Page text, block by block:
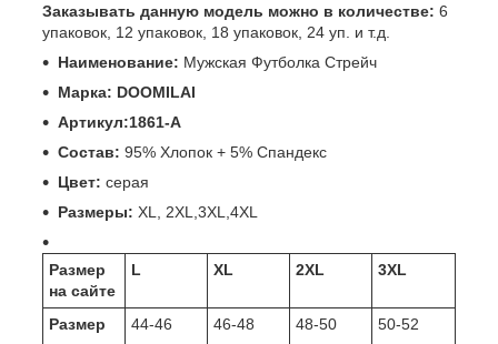
Заказывать данную модель можно в количестве: 6
упаковок, 12 упаковок, 18 упаковок, 24 уп. и т.д.
Наименование: Мужская Футболка Стрейч
Маркa: DOOMILAI
Артикул:1861-A
Состав: 95% Хлопок + 5% Спандекс
Цвет: серая
Размеры: XL, 2XL,3XL,4XL
Размер
на сайте
L XL 2XL 3XL
Pазмер 44-46 46-48 48-50 50-52